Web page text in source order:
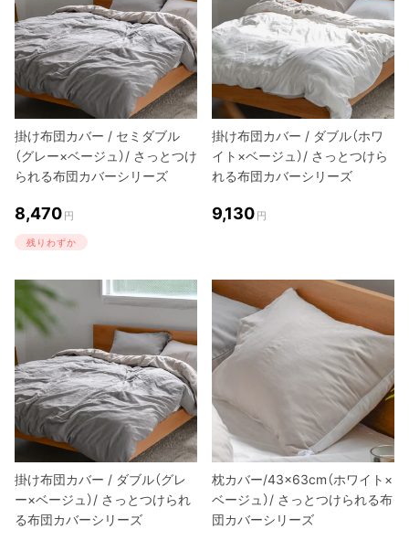
掛け布団カバー / セミダブル
（グレー×ベージュ）/ さっとつけ
られる布団カバーシリーズ
8,470 円
残りわずか
掛け布団カバー / ダブル（ホワ
イト×ベージュ）/ さっとつけら
れる布団カバーシリーズ
9,130 円
掛け布団カバー / ダブル（グレ
ー×ベージュ）/ さっとつけられ
る布団カバーシリーズ
枕カバー/43×63cm（ホワイト×
ベージュ）/ さっとつけられる布
団カバーシリーズ